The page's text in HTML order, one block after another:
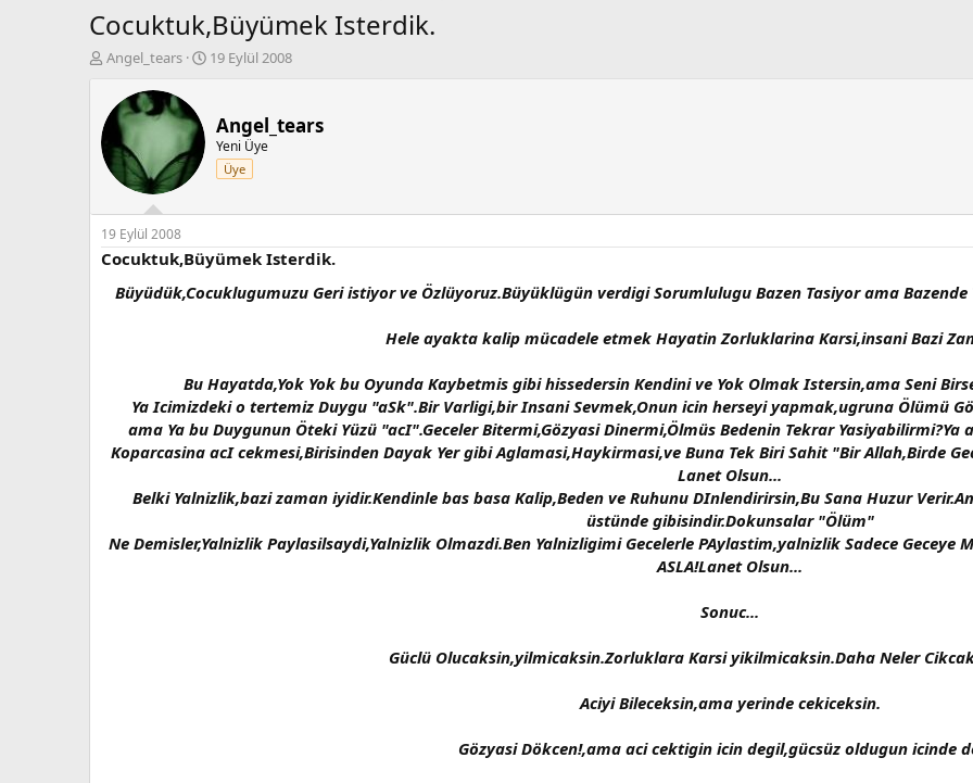
Cocuktuk,Büyümek Isterdik.
K
b
u
a
ş
l
a
Angel_tears
B
g
ç
a
r
i
19 Eylül 2008
Angel_tears
Yeni Üye
Üye
19 Eylül 2008
Cocuktuk,Büyümek Isterdik.
Büyüdük,Cocuklugumuzu Geri istiyor ve Özlüyoruz.Büyüklügün verdigi Sorumlulugu Bazen Tasiyor ama
Hele ayakta kalip mücadele etmek Hayatin Zorluklarina Karsi,insani Bazi
Bu Hayatda,Yok Yok bu Oyunda Kaybetmis gibi hissedersin Kendini ve Yok Olmak Istersin,ama Seni
Ya Icimizdeki o tertemiz Duygu "aSk".Bir Varligi,bir Insani Sevmek,Onun icin herseyi yapmak,ugruna Ölümü
ama Ya bu Duygunun Öteki Yüzü "acI".Geceler Bitermi,Gözyasi Dinermi,Ölmüs Bedenin Tekrar
Koparcasina acI cekmesi,Birisinden Dayak Yer gibi Aglamasi,Haykirmasi,ve Buna Tek Biri Sahit "Bir Allah,Birde
Lanet Olsun...
Belki Yalnizlik,bazi zaman iyidir.Kendinle bas basa Kalip,Beden ve Ruhunu DInlendirirsin,Bu Sana Huzur
üstünde gibisindir.Dokunsalar "Ölüm"
Ne Demisler,Yalnizlik Paylasilsaydi,Yalnizlik Olmazdi.Ben Yalnizligimi Gecelerle PAylastim,yalnizlik Sadece Geceye
ASLA!Lanet Olsun...
Sonuc...
Güclü Olucaksin,yilmicaksin.Zorluklara Karsi yikilmicaksin.Daha Neler
Aciyi Bileceksin,ama yerinde cekiceksin.
Gözyasi Dökcen!,ama aci cektigin icin degil,gücsüz oldugun icinde